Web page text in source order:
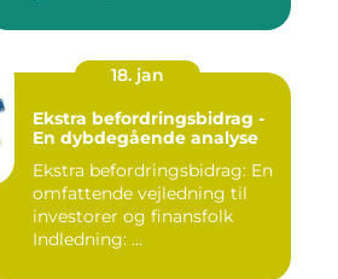
18. jan
Ekstra befordringsbidrag -
En dybdegående analyse
Ekstra befordringsbidrag: En
omfattende vejledning til
investorer og finansfolk
Indledning: ...